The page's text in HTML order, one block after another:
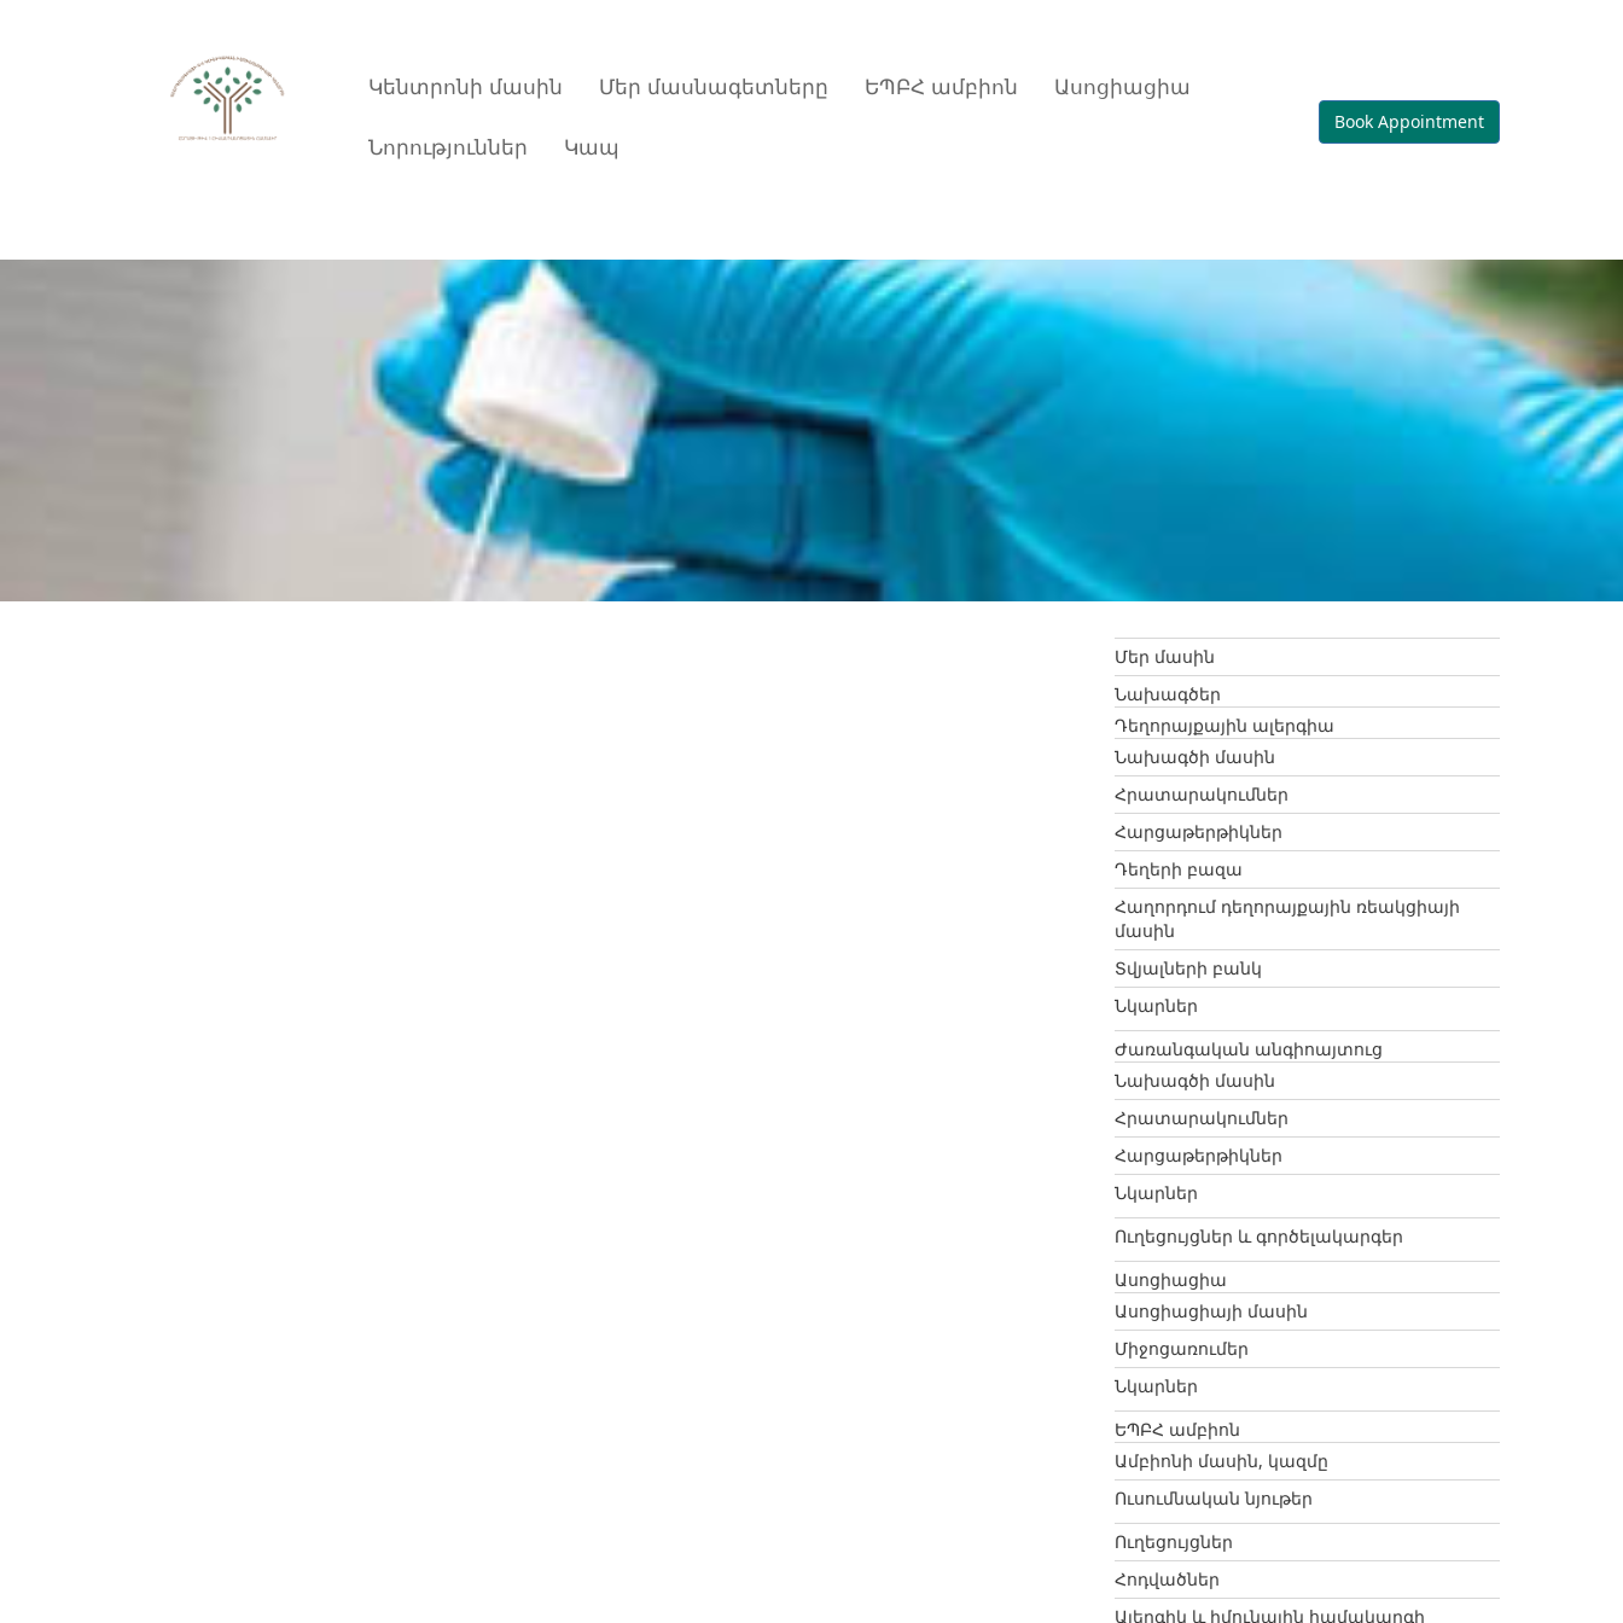
Book Appointment
Կենտրոնի մասին Մեր մասնագետները ԵՊԲՀ ամբիոն Ասոցիացիա
Նորություններ Կապ
Մեր մասին
Նախագծեր
Դեղորայքային ալերգիա
Նախագծի մասին
Հրատարակումներ
Հարցաթերթիկներ
Դեղերի բազա
Հաղորդում դեղորայքային ռեակցիայի
մասին
Տվյալների բանկ
Նկարներ
Ժառանգական անգիոայտուց
Նախագծի մասին
Հրատարակումներ
Հարցաթերթիկներ
Նկարներ
Ուղեցույցներ և գործելակարգեր
Ասոցիացիա
Ասոցիացիայի մասին
Միջոցառումեր
Նկարներ
ԵՊԲՀ ամբիոն
Ամբիոնի մասին, կազմը
Ուսումնական նյութեր
Ուղեցույցներ
Հոդվածներ
Ալերգիկ և իմունային համակարգի